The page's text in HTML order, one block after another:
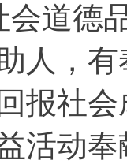
会道德
人，
报社
活动